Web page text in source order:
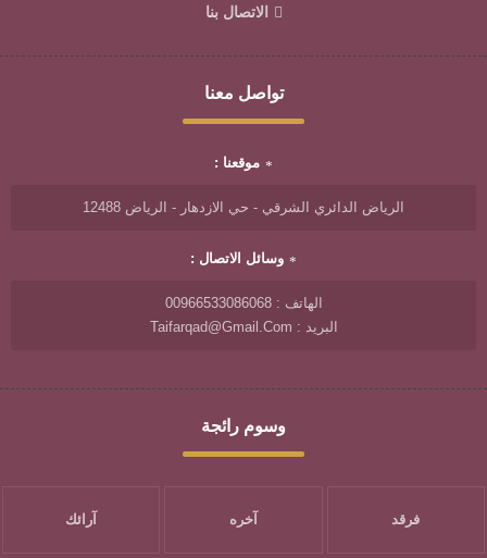
الاتصال بنا
تواصل معنا
موقعنا :
الرياض الدائري الشرقي - حي الازدهار - الرياض 12488
وسائل الاتصال :
الهاتف : 00966533086068
البريد : Taifarqad@gmail.com
وسوم رائجة
فرقد آخره آرائك